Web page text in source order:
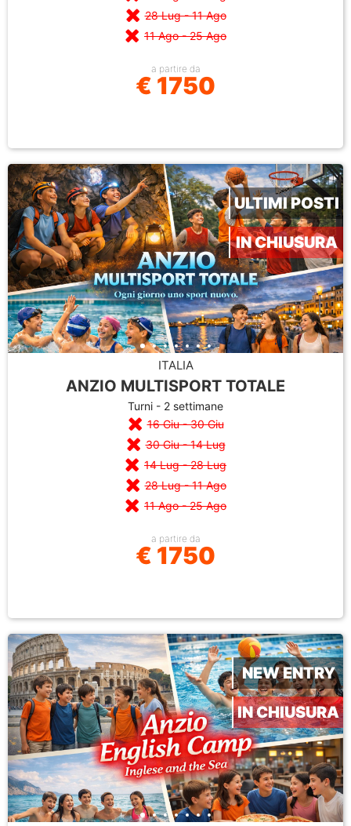
28 Lug - 11 Ago
11 Ago - 25 Ago
a partire da
€ 1750
ULTIMI POSTI
IN CHIUSURA
ITALIA
ANZIO MULTISPORT TOTALE
Turni - 2 settimane
16 Giu - 30 Giu
30 Giu - 14 Lug
14 Lug - 28 Lug
28 Lug - 11 Ago
11 Ago - 25 Ago
a partire da
€ 1750
NEW ENTRY
IN CHIUSURA